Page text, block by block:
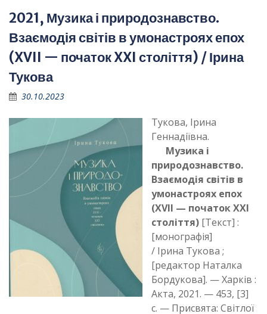
2021, Музика і природознавство.
Взаємодія світів в умонастроях епох
(XVII — початок XXI століття) / Ірина
Тукова
30.10.2023
Тукова, Ірина
Геннадіївна.
Музика і
природознавство.
Взаємодія світів в
умонастроях епох
(XVII — початок XXI
століття) [Текст] :
[монографія]
/ Ірина Тукова ;
[редактор Наталка
Бордукова]. — Харків :
Акта, 2021. — 453, [3]
с. — Присвята: Світлої